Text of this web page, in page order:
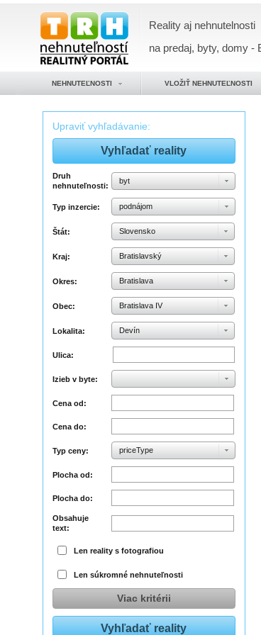
Reality aj nehnutelnosti
na predaj, byty, domy -
NEHNUTEĽNOSTI VLOŽIŤ NEHNUTEĽNOSTI
Upraviť vyhľadávanie:
Druh
nehnuteľnosti:
byt
Typ inzercie: podnájom
Štát: Slovensko
Kraj: Bratislavský
Okres: Bratislava
Obec: Bratislava IV
Lokalita: Devín
Ulica:
Izieb v byte:
Cena od:
Cena do:
Typ ceny: priceType
Plocha od:
Plocha do:
Obsahuje
text:
Len reality s fotografiou
Len súkromné nehnuteľnosti
Viac kritérii